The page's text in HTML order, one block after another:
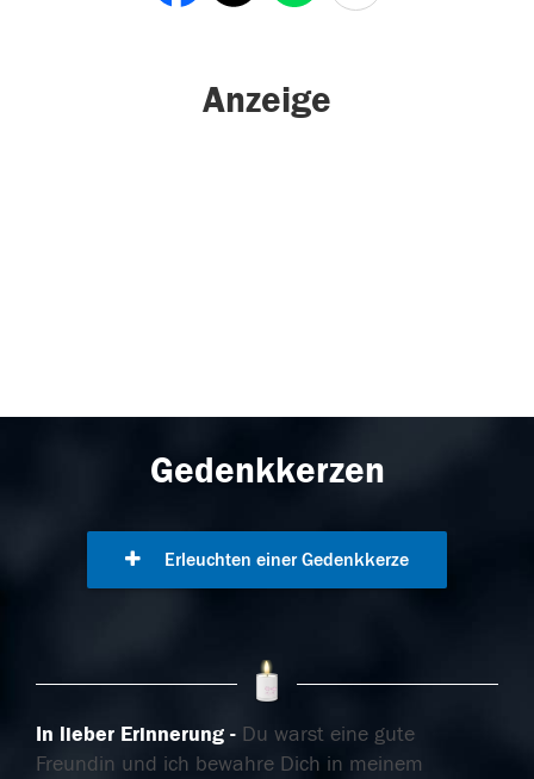
Anzeige
Gedenkkerzen
Erleuchten einer Gedenkkerze
In lieber Erinnerung
Du warst eine gute
Freundin und ich bewahre Dich in meinem